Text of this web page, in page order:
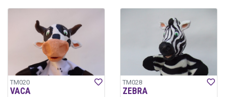
TM020
VACA
TM028
ZEBRA